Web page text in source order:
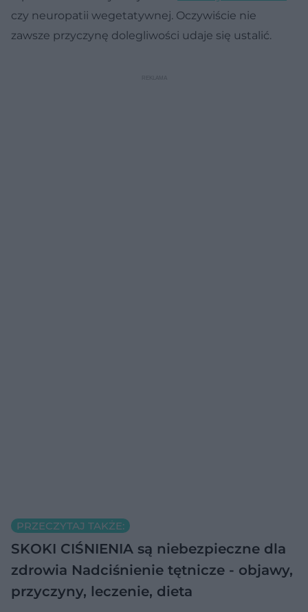
czy neuropatii wegetatywnej. Oczywiście nie
zawsze przyczynę dolegliwości udaje się ustalić.
PRZECZYTAJ TAKŻE:
SKOKI CIŚNIENIA są niebezpieczne dla
zdrowia Nadciśnienie tętnicze - objawy,
przyczyny, leczenie, dieta